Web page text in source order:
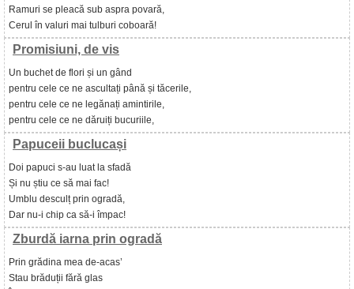
Ramuri se pleacă sub aspra povară,
Cerul în valuri mai tulburi coboară!
Promisiuni, de vis
Un buchet de flori și un gând
pentru cele ce ne ascultați până și tăcerile,
pentru cele ce ne legănați amintirile,
pentru cele ce ne dăruiți bucuriile,
Papuceii buclucași
Doi papuci s-au luat la sfadă
Și nu știu ce să mai fac!
Umblu desculț prin ogradă,
Dar nu-i chip ca să-i împac!
Zburdă iarna prin ogradă
Prin grădina mea de-acas’
Stau brăduții fără glas